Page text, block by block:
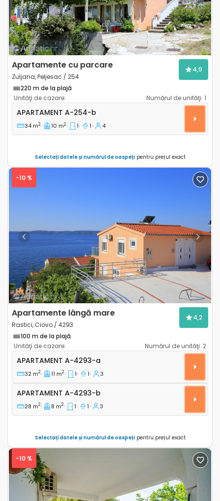
Apartamente cu parcare
Zuljana, Peljesac / 254
4,9
220 m de la plajă
Unităţi de cazare:
Numărul de unităţi: 1
Apartament cu o cameră Zuljana, Peljesac A-254-b
APARTAMENT A-254-b
34 m2 10 m2 1 1 4
Selectați datele și numărul de oaspețipentru prețul exact
Previous Next
-10 %
Apartamente lângă mare
Rastici, Ciovo / 4293
4,2
100 m de la plajă
Unităţi de cazare:
Numărul de unităţi: 2
Apartament cu o cameră Rastici, Ciovo A-4293-a
APARTAMENT A-4293-a
32 m2 11 m2 1 1 3
Apartament A-4293-b
APARTAMENT A-4293-b
28 m2 8 m2 1 1 3
Selectați datele și numărul de oaspețipentru prețul exact
-10 %